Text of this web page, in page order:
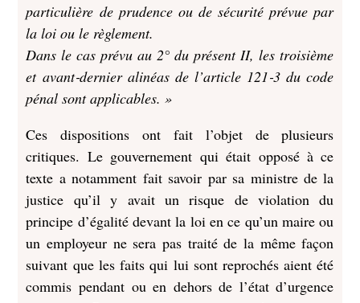
particulière de prudence ou de sécurité prévue par
la loi ou le règlement.
Dans le cas prévu au 2° du présent II, les troisième
et avant‑dernier alinéas de l’article 121‑3 du code
pénal sont applicables. »
Ces dispositions ont fait l’objet de plusieurs
critiques. Le gouvernement qui était opposé à ce
texte a notamment fait savoir par sa ministre de la
justice qu’il y avait un risque de violation du
principe d’égalité devant la loi en ce qu’un maire ou
un employeur ne sera pas traité de la même façon
suivant que les faits qui lui sont reprochés aient été
commis pendant ou en dehors de l’état d’urgence